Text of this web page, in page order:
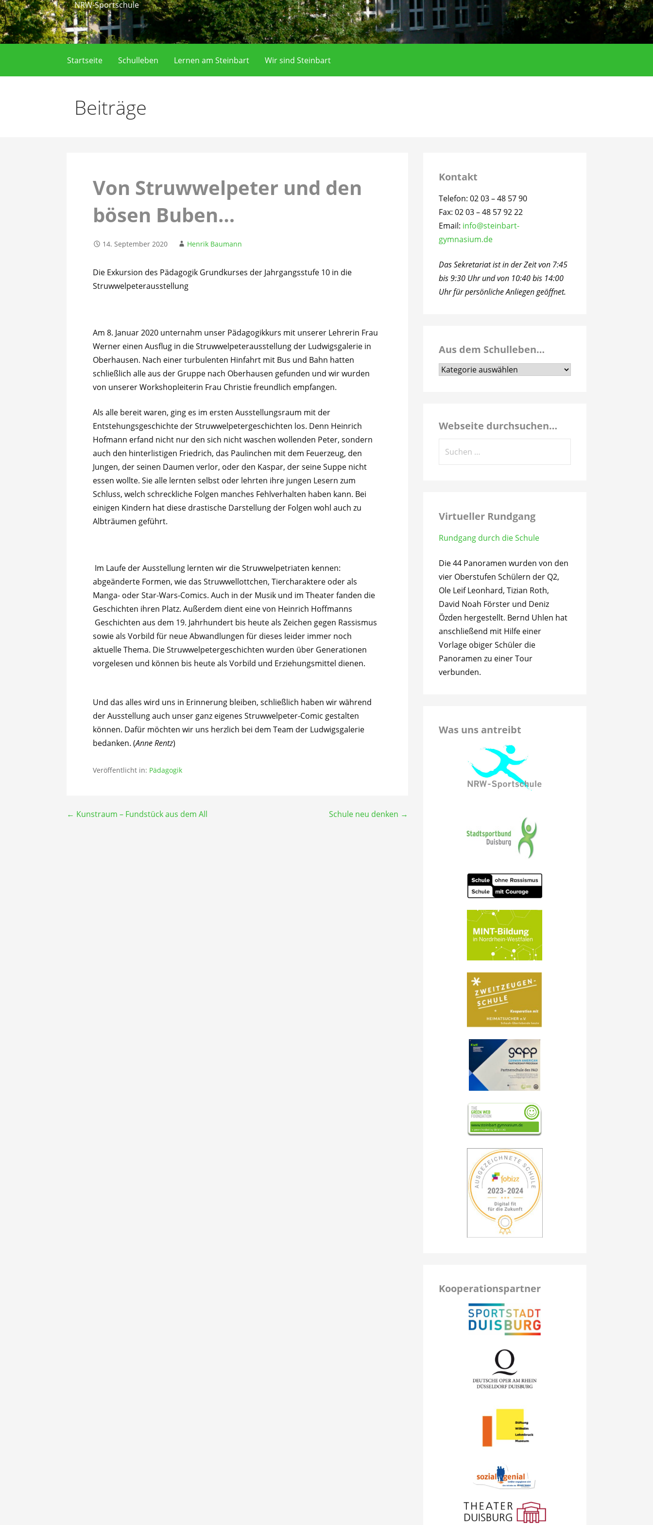
NRW-Sportschule
Startseite Schulleben Lernen am Steinbart Wir sind Steinbart
Beiträge
Von Struwwelpeter und den
bösen Buben…
14. September 2020 Henrik Baumann
Die Exkursion des Pädagogik Grundkurses der Jahrgangsstufe 10 in die
Struwwelpeterausstellung
Am 8. Januar 2020 unternahm unser Pädagogikkurs mit unserer Lehrerin Frau
Werner einen Ausflug in die Struwwelpeterausstellung der Ludwigsgalerie in
Oberhausen. Nach einer turbulenten Hinfahrt mit Bus und Bahn hatten
schließlich alle aus der Gruppe nach Oberhausen gefunden und wir wurden
von unserer Workshopleiterin Frau Christie freundlich empfangen.
Als alle bereit waren, ging es im ersten Ausstellungsraum mit der
Entstehungsgeschichte der Struwwelpetergeschichten los. Denn Heinrich
Hofmann erfand nicht nur den sich nicht waschen wollenden Peter, sondern
auch den hinterlistigen Friedrich, das Paulinchen mit dem Feuerzeug, den
Jungen, der seinen Daumen verlor, oder den Kaspar, der seine Suppe nicht
essen wollte. Sie alle lernten selbst oder lehrten ihre jungen Lesern zum
Schluss, welch schreckliche Folgen manches Fehlverhalten haben kann. Bei
einigen Kindern hat diese drastische Darstellung der Folgen wohl auch zu
Albträumen geführt.
Im Laufe der Ausstellung lernten wir die Struwwelpetriaten kennen:
abgeänderte Formen, wie das Struwwellottchen, Tiercharaktere oder als
Manga- oder Star-Wars-Comics. Auch in der Musik und im Theater fanden die
Geschichten ihren Platz. Außerdem dient eine von Heinrich Hoffmanns
Geschichten aus dem 19. Jahrhundert bis heute als Zeichen gegen Rassismus
sowie als Vorbild für neue Abwandlungen für dieses leider immer noch
aktuelle Thema. Die Struwwelpetergeschichten wurden über Generationen
vorgelesen und können bis heute als Vorbild und Erziehungsmittel dienen.
Und das alles wird uns in Erinnerung bleiben, schließlich haben wir während
der Ausstellung auch unser ganz eigenes Struwwelpeter-Comic gestalten
können. Dafür möchten wir uns herzlich bei dem Team der Ludwigsgalerie
bedanken. (Anne Rentz)
Veröffentlicht in: Pädagogik
Beitragsnavigation
← Kunstraum – Fundstück aus dem All Schule neu denken →
Kontakt
Telefon: 02 03 – 48 57 90
Fax: 02 03 – 48 57 92 22
Email: info@steinbart-
gymnasium.de
Das Sekretariat ist in der Zeit von 7:45
bis 9:30 Uhr und von 10:40 bis 14:00
Uhr für persönliche Anliegen geöffnet.
Aus dem Schulleben…
Aus
Webseite durchsuchen…
Virtueller Rundgang
Rundgang durch die Schule
Die 44 Panoramen wurden von den
vier Oberstufen Schülern der Q2,
Ole Leif Leonhard, Tizian Roth,
David Noah Förster und Deniz
Özden hergestellt. Bernd Uhlen hat
anschließend mit Hilfe einer
Vorlage obiger Schüler die
Panoramen zu einer Tour
verbunden.
Was uns antreibt
Kooperationspartner